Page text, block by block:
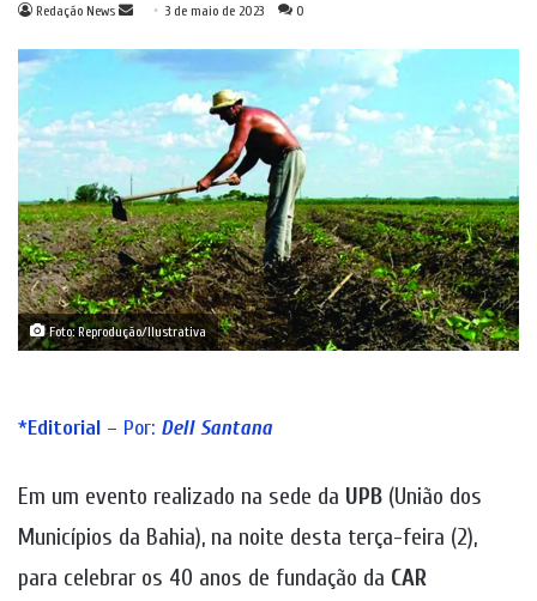
Redação News
Mande
e-
3 de maio de 2023 0
Foto: Reprodução/Ilustrativa
*Editorial – Por: Dell Santana
Em um evento realizado na sede da UPB (União dos
Municípios da Bahia), na noite desta terça-feira (2),
para celebrar os 40 anos de fundação da CAR